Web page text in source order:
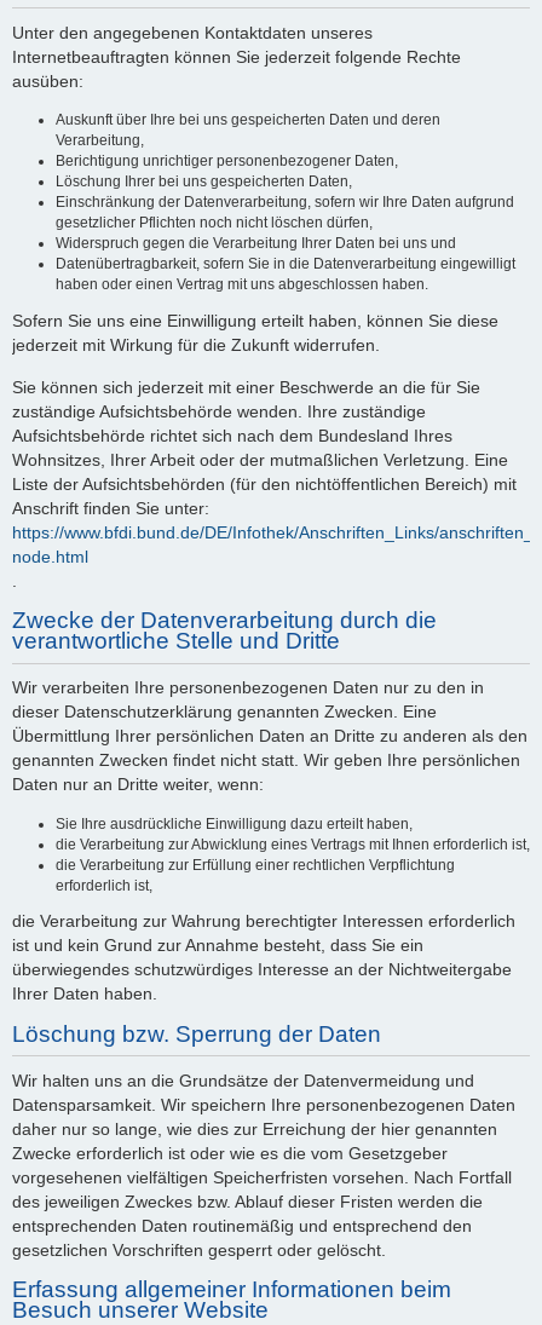
Unter den angegebenen Kontaktdaten unseres
Internetbeauftragten können Sie jederzeit folgende Rechte
ausüben:
Auskunft über Ihre bei uns gespeicherten Daten und deren
Verarbeitung,
Berichtigung unrichtiger personenbezogener Daten,
Löschung Ihrer bei uns gespeicherten Daten,
Einschränkung der Datenverarbeitung, sofern wir Ihre Daten aufgrund
gesetzlicher Pflichten noch nicht löschen dürfen,
Widerspruch gegen die Verarbeitung Ihrer Daten bei uns und
Datenübertragbarkeit, sofern Sie in die Datenverarbeitung eingewilligt
haben oder einen Vertrag mit uns abgeschlossen haben.
Sofern Sie uns eine Einwilligung erteilt haben, können Sie diese
jederzeit mit Wirkung für die Zukunft widerrufen.
Sie können sich jederzeit mit einer Beschwerde an die für Sie
zuständige Aufsichtsbehörde wenden. Ihre zuständige
Aufsichtsbehörde richtet sich nach dem Bundesland Ihres
Wohnsitzes, Ihrer Arbeit oder der mutmaßlichen Verletzung. Eine
Liste der Aufsichtsbehörden (für den nichtöffentlichen Bereich) mit
Anschrift finden Sie unter:
https://www.bfdi.bund.de/DE/Infothek/Anschriften_Links/
node.html
Zwecke der Datenverarbeitung durch die
verantwortliche Stelle und Dritte
Wir verarbeiten Ihre personenbezogenen Daten nur zu den in
dieser Datenschutzerklärung genannten Zwecken. Eine
Übermittlung Ihrer persönlichen Daten an Dritte zu anderen als den
genannten Zwecken findet nicht statt. Wir geben Ihre persönlichen
Daten nur an Dritte weiter, wenn:
Sie Ihre ausdrückliche Einwilligung dazu erteilt haben,
die Verarbeitung zur Abwicklung eines Vertrags mit Ihnen erforderlich ist,
die Verarbeitung zur Erfüllung einer rechtlichen Verpflichtung
erforderlich ist,
die Verarbeitung zur Wahrung berechtigter Interessen erforderlich
ist und kein Grund zur Annahme besteht, dass Sie ein
überwiegendes schutzwürdiges Interesse an der Nichtweitergabe
Ihrer Daten haben.
Löschung bzw. Sperrung der Daten
Wir halten uns an die Grundsätze der Datenvermeidung und
Datensparsamkeit. Wir speichern Ihre personenbezogenen Daten
daher nur so lange, wie dies zur Erreichung der hier genannten
Zwecke erforderlich ist oder wie es die vom Gesetzgeber
vorgesehenen vielfältigen Speicherfristen vorsehen. Nach Fortfall
des jeweiligen Zweckes bzw. Ablauf dieser Fristen werden die
entsprechenden Daten routinemäßig und entsprechend den
gesetzlichen Vorschriften gesperrt oder gelöscht.
Erfassung allgemeiner Informationen beim
Besuch unserer Website